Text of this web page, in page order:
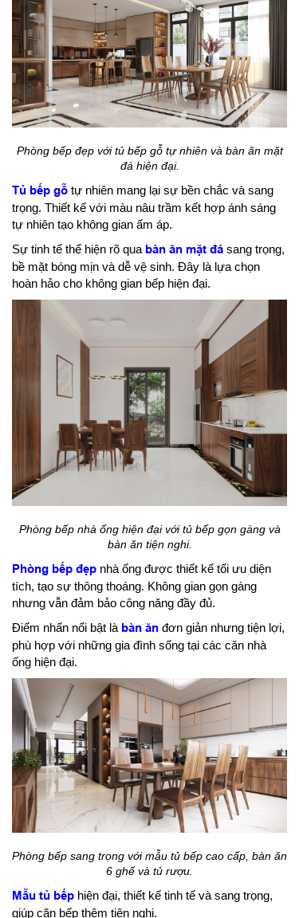
Phòng bếp đẹp với tủ bếp gỗ tự nhiên và bàn ăn mặt
đá hiện đại.
Tủ bếp gỗ tự nhiên mang lại sự bền chắc và sang
trọng. Thiết kế với màu nâu trầm kết hợp ánh sáng
tự nhiên tạo không gian ấm áp.
Sự tinh tế thể hiện rõ qua bàn ăn mặt đá sang trọng,
bề mặt bóng mịn và dễ vệ sinh. Đây là lựa chọn
hoàn hảo cho không gian bếp hiện đại.
Phòng bếp nhà ống hiện đại với tủ bếp gọn gàng và
bàn ăn tiện nghi.
Phòng bếp đẹp nhà ống được thiết kế tối ưu diện
tích, tạo sự thông thoáng. Không gian gọn gàng
nhưng vẫn đảm bảo công năng đầy đủ.
Điểm nhấn nổi bật là bàn ăn đơn giản nhưng tiện lợi,
phù hợp với những gia đình sống tại các căn nhà
ống hiện đại.
Phòng bếp sang trọng với mẫu tủ bếp cao cấp, bàn ăn
6 ghế và tủ rượu.
Mẫu tủ bếp hiện đại, thiết kế tinh tế và sang trọng,
giúp căn bếp thêm tiện nghi.